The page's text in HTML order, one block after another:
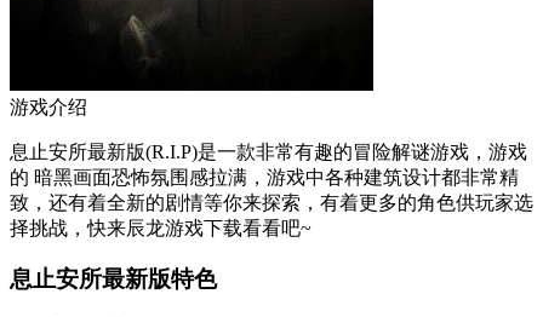
游戏介绍
息止安所最新版(R.I.P)是一款非常有趣的冒险解谜游戏，游戏
的 暗黑画面恐怖氛围感拉满，游戏中各种建筑设计都非常精
致，还有着全新的剧情等你来探索，有着更多的角色供玩家选
择挑战，快来辰龙游戏下载看看吧~
息止安所最新版特色